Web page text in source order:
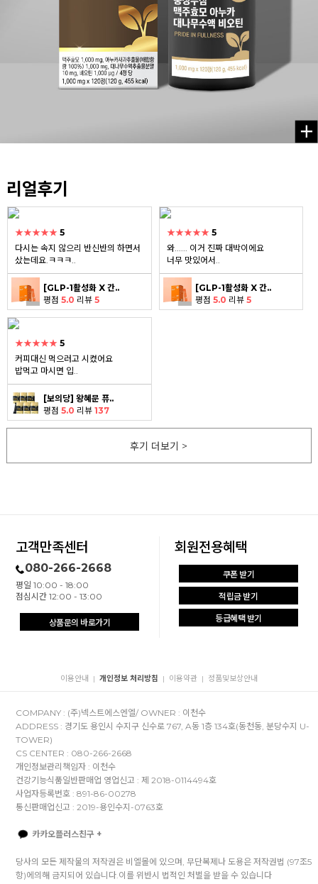
리얼후기
★★★★★ 5
다시는 속지 않으리 반신반의 하면서
샀는데요.ㅋㅋㅋ..
[GLP-1활성화 X 간..
평점 5.0 리뷰 5
★★★★★ 5
와...... 이거 진짜 대박이에요
너무 맛있어서..
[GLP-1활성화 X 간..
평점 5.0 리뷰 5
★★★★★ 5
커피대신 먹으러고 시켰어요
밥먹고 마시면 입..
[보의당] 왕혜문 퓨..
평점 5.0 리뷰 137
후기 더보기 >
고객만족센터
080-266-2668
평일 10:00 - 18:00
점심시간 12:00 - 13:00
상품문의 바로가기
회원전용혜택
쿠폰 받기
적립금 받기
등급혜택 받기
이용안내 | 개인정보 처리방침 | 이용약관 | 정품및보상안내
COMPANY : (주)넥스트에스엔엘/ OWNER : 이천수
ADDRESS : 경기도 용인시 수지구 신수로 767, A동 1층 134호(동천동, 분당수지 U-
TOWER)
CS CENTER : 080-266-2668
개인정보관리책임자 : 이천수
건강기능식품일반판매업 영업신고 : 제 2018-0114494호
사업자등록번호 : 891-86-00278
통신판매업신고 : 2019-용인수지-0763호
카카오플러스친구 +
당사의 모든 제작물의 저작권은 비엘몰에 있으며, 무단복제나 도용은 저작권법 (97조5
항)에의해 금지되어 있습니다.이를 위반시 법적인 처벌을 받을 수 있습니다